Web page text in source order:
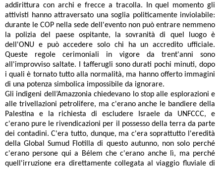
addirittura con archi e frecce a tracolla. In quel momento gli
attivisti hanno attraversato una soglia politicamente inviolabile:
durante le COP nella sede dell'evento non può entrare nemmeno
la polizia del paese ospitante, la sovranità di quel luogo è
dell'ONU e può accedere solo chi ha un accredito ufficiale.
Queste regole cerimoniali in vigore da trent'anni sono
all'improvviso saltate. I tafferugli sono durati pochi minuti, dopo
i quali è tornato tutto alla normalità, ma hanno offerto immagini
di una potenza simbolica impossibile da ignorare.
Gli indigeni dell’Amazzonia chiedevano lo stop alle esplorazioni e
alle trivellazioni petrolifere, ma c'erano anche le bandiere della
Palestina e la richiesta di escludere Israele da UNFCCC, e
c'erano pure le rivendicazioni per il possesso della terra da parte
dei contadini. C'era tutto, dunque, ma c'era soprattutto l'eredità
della Global Sumud Flotilla di questo autunno, non solo perché
c'erano persone qui a Bélem che c'erano anche lì, ma perché
quell'irruzione era direttamente collegata al viaggio fluviale di